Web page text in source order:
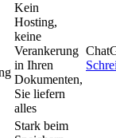
Kein
Hosting,
keine
Verankerung
in Ihren
Dokumenten,
Sie liefern
alles
Stark beim